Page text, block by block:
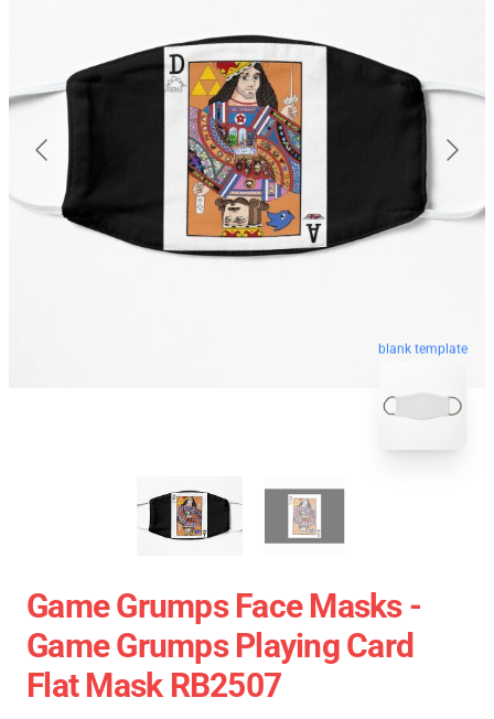
blank template
Game Grumps Face Masks -
Game Grumps Playing Card
Flat Mask RB2507